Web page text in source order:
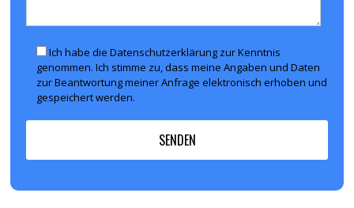
Ich habe die Datenschutzerklärung zur Kenntnis
genommen. Ich stimme zu, dass meine Angaben und Daten
zur Beantwortung meiner Anfrage elektronisch erhoben und
gespeichert werden.